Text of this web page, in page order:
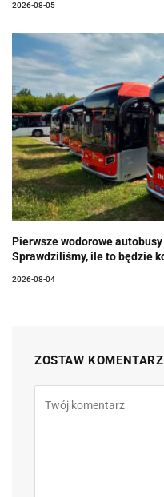
2026-08-05
Pierwsze wodorowe
Sprawdziliśmy, ile to będzie
2026-08-04
ZOSTAW KOMENTARZ